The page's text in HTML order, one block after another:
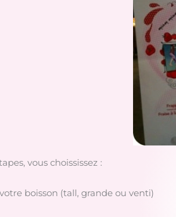
vous choississez :
boisson (tall, grande ou venti)